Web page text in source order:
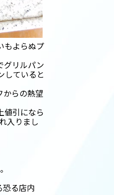
もよらぬプ
グリルパン
していると
からの熱望
値引になら
入りまし
恐る店内